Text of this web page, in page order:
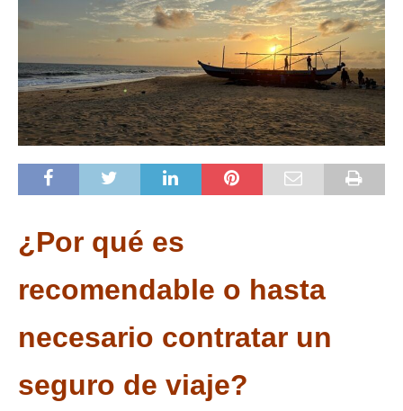
¿Por qué es
recomendable o hasta
necesario contratar un
seguro de viaje?